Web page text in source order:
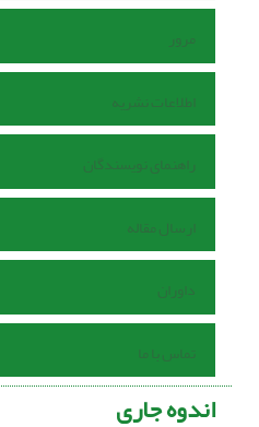
مرور
اطلاعات نشریه
راهنمای نویسندگان
ارسال مقاله
داوران
تماس با ما
اندوه جاری